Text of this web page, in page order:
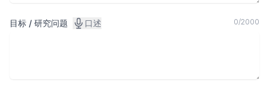
目标 / 研究问题 口述 0/2000